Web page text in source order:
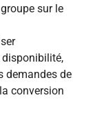
sur le
demandes de
conversion